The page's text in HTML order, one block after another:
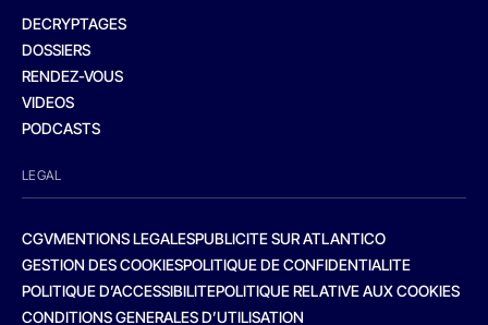
DECRYPTAGES
DOSSIERS
RENDEZ-VOUS
VIDEOS
PODCASTS
LEGAL
CGVMENTIONS LEGALESPUBLICITE SUR ATLANTICO
GESTION DES COOKIESPOLITIQUE DE CONFIDENTIALITE
POLITIQUE D’ACCESSIBILITEPOLITIQUE RELATIVE AUX COOKIES
CONDITIONS GENERALES D’UTILISATION